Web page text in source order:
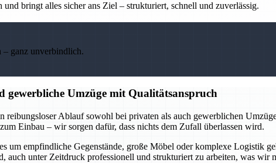
bringt alles sicher ans Ziel – strukturiert, schnell und zuverlässig.
– ganz unverbindlich.
gewerbliche Umzüge mit Qualitätsanspruch
Ablauf sowohl bei privaten als auch gewerblichen
Einbau – wir sorgen dafür, dass nichts dem Zufall überlassen wird.
um empfindliche Gegenstände, große Möbel oder komplexe Logistik
auch unter Zeitdruck professionell und strukturiert zu arbeiten, was wir